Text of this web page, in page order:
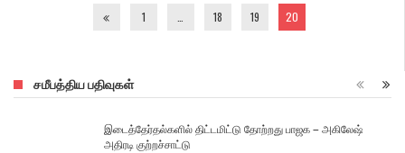
1 18 19 20
சமீபத்திய பதிவுகள்
இடைத்தேர்தல்களில் திட்டமிட்டு தோற்றது பாஜக – அகிலேஷ்
அதிரடி குற்றச்சாட்டு